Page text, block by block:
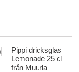
Pippi dricksglas
Lemonade 25 cl
från Muurla